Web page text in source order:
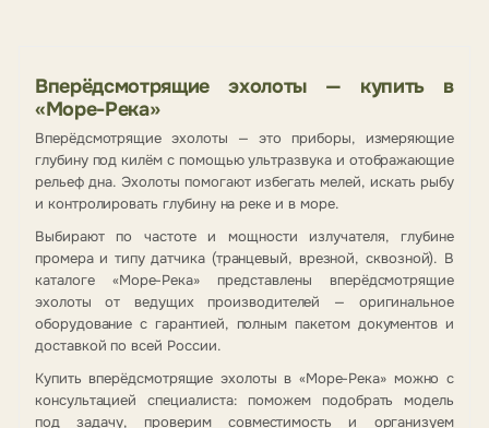
Вперёдсмотрящие эхолоты — купить в
«Море-Река»
Вперёдсмотрящие эхолоты — это приборы, измеряющие
глубину под килём с помощью ультразвука и отображающие
рельеф дна. Эхолоты помогают избегать мелей, искать рыбу
и контролировать глубину на реке и в море.
Выбирают по частоте и мощности излучателя, глубине
промера и типу датчика (транцевый, врезной, сквозной). В
каталоге «Море-Река» представлены вперёдсмотрящие
эхолоты от ведущих производителей — оригинальное
оборудование с гарантией, полным пакетом документов и
доставкой по всей России.
Купить вперёдсмотрящие эхолоты в «Море-Река» можно с
консультацией специалиста: поможем подобрать модель
под задачу, проверим совместимость и организуем